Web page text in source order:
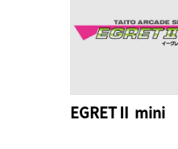
EGRETⅡ mini